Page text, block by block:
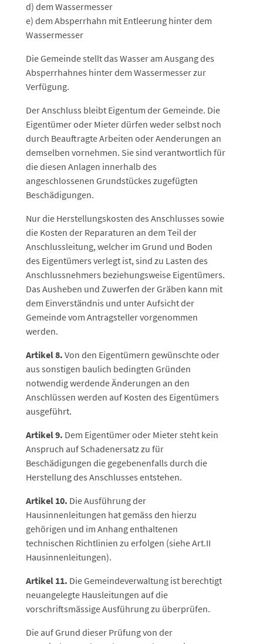
d) dem Wassermesser
e) dem Absperrhahn mit Entleerung hinter dem
Wassermesser
Die Gemeinde stellt das Wasser am Ausgang des
Absperrhahnes hinter dem Wassermesser zur
Verfügung.
Der Anschluss bleibt Eigentum der Gemeinde. Die
Eigentümer oder Mieter dürfen weder selbst noch
durch Beauftragte Arbeiten oder Aenderungen an
demselben vornehmen. Sie sind verantwortlich für
die diesen Anlagen innerhalb des
angeschlossenen Grundstückes zugefügten
Beschädigungen.
Nur die Herstellungskosten des Anschlusses sowie
die Kosten der Reparaturen an dem Teil der
Anschlussleitung, welcher im Grund und Boden
des Eigentümers verlegt ist, sind zu Lasten des
Anschlussnehmers beziehungsweise Eigentümers.
Das Ausheben und Zuwerfen der Gräben kann mit
dem Einverständnis und unter Aufsicht der
Gemeinde vom Antragsteller vorgenommen
werden.
Artikel 8. Von den Eigentümern gewünschte oder
aus sonstigen baulich bedingten Gründen
notwendig werdende Änderungen an den
Anschlüssen werden auf Kosten des Eigentümers
ausgeführt.
Artikel 9. Dem Eigentümer oder Mieter steht kein
Anspruch auf Schadenersatz zu für
Beschädigungen die gegebenenfalls durch die
Herstellung des Anschlusses entstehen.
Artikel 10. Die Ausführung der
Hausinnenleitungen hat gemäss den hierzu
gehörigen und im Anhang enthaltenen
technischen Richtlinien zu erfolgen (siehe Art.II
Hausinnenleitungen).
Artikel 11. Die Gemeindeverwaltung ist berechtigt
neuangelegte Hausleitungen auf die
vorschriftsmässige Ausführung zu überprüfen.
Die auf Grund dieser Prüfung von der